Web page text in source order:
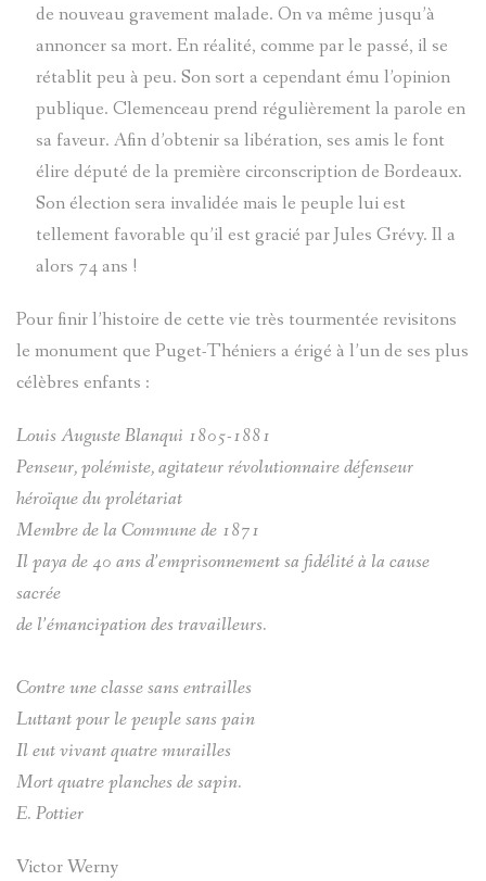
de nouveau gravement malade. On va même jusqu’à
annoncer sa mort. En réalité, comme par le passé, il se
rétablit peu à peu. Son sort a cependant ému l’opinion
publique. Clemenceau prend régulièrement la parole en
sa faveur. Afin d’obtenir sa libération, ses amis le font
élire député de la première circonscription de Bordeaux.
Son élection sera invalidée mais le peuple lui est
tellement favorable qu’il est gracié par Jules Grévy. Il a
alors 74 ans !
Pour finir l’histoire de cette vie très tourmentée revisitons
le monument que Puget-Théniers a érigé à l’un de ses plus
célèbres enfants :
Louis Auguste Blanqui 1805-1881
Penseur, polémiste, agitateur révolutionnaire défenseur
héroïque du prolétariat
Membre de la Commune de 1871
Il paya de 40 ans d’emprisonnement sa fidélité à la cause
sacrée
de l’émancipation des travailleurs.
Contre une classe sans entrailles
Luttant pour le peuple sans pain
Il eut vivant quatre murailles
Mort quatre planches de sapin.
E. Pottier
Victor Werny